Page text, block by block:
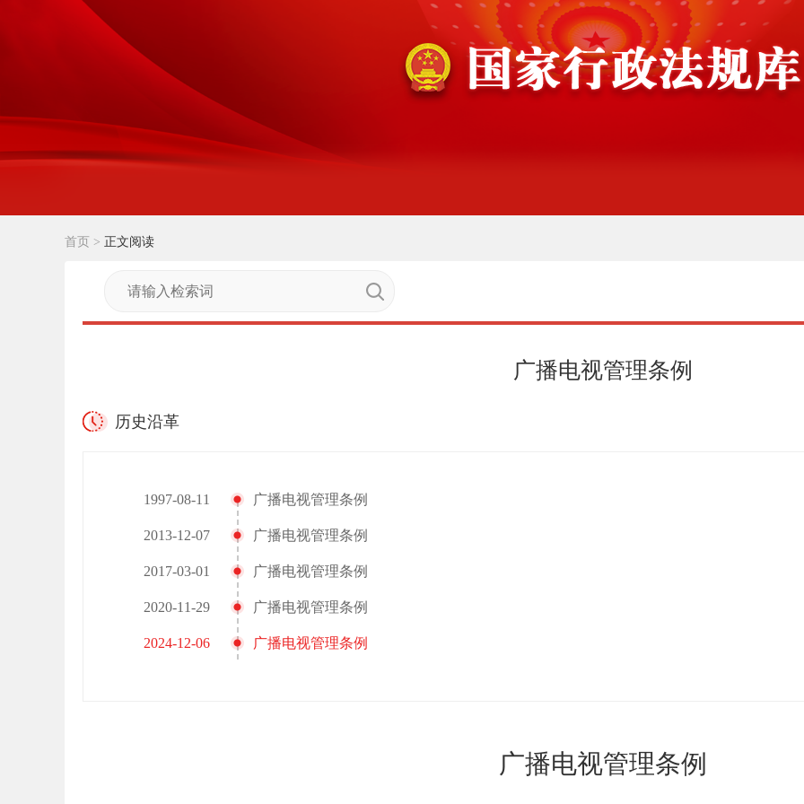
首页 > 正文阅读
广播电视管理条例
历史沿革
1997-08-11
2013-12-07
2017-03-01
2020-11-29
2024-12-06
广播电视管理条例
广播电视管理条例
广播电视管理条例
广播电视管理条例
广播电视管理条例
广播电视管理条例